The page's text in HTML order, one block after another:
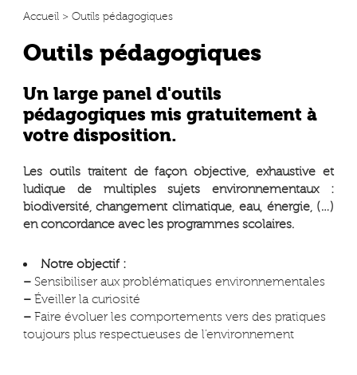
Accueil> Outils pédagogiques
Outils pédagogiques
Un large panel d'outils
pédagogiques mis gratuitement à
votre disposition.
Les outils traitent de façon objective, exhaustive et
ludique de multiples sujets environnementaux :
biodiversité, changement climatique, eau, énergie, (…)
en concordance avec les programmes scolaires.
Notre objectif :
–Sensibiliser aux problématiques environnementales
–Éveiller la curiosité
–Faire évoluer les comportements vers des pratiques
toujours plus respectueuses de l’environnement